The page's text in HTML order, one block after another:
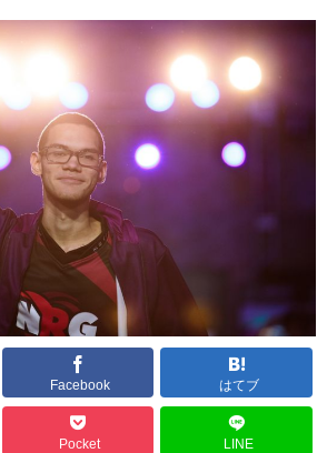
Facebook はてブ
Pocket LINE